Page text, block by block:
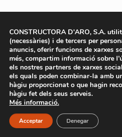
CONSTRUCTORA D'ARO, S.A.
(necessàries) i de tercers per
anuncis, oferir funcions de xarxes
més, compartim informació sobre
els nostres partners de xarxes
els quals poden combinar-la amb
hàgiu proporcionat o que hagin
hàgiu fet dels seus serveis.
Més informació.
Acceptar Denegar